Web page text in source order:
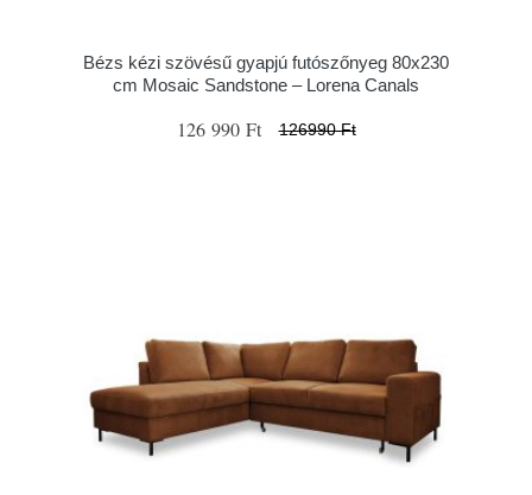
Bézs kézi szövésű gyapjú futószőnyeg 80x230
cm Mosaic Sandstone – Lorena Canals
126 990 Ft 126990 Ft